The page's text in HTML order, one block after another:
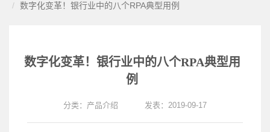
数字化变革！银行业中的八个RPA典型用例
数字化变革！银行业中的八个RPA典型用
例
分类： 产品介绍 发表：2019-09-17